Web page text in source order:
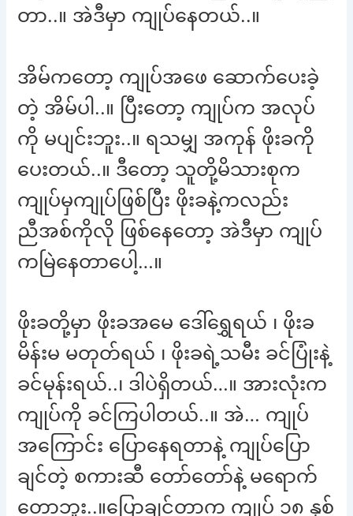
တာ..။ အဲဒီမှာ ကျုပ်နေတယ်..။
အိမ်ကတော့ ကျုပ်အဖေ ဆောက်ပေးခဲ့
တဲ့ အိမ်ပါ..။ ပြီးတော့ ကျုပ်က အလုပ်
ကို မပျင်းဘူး..။ ရသမျှ အကုန် ဖိုးခကို
ပေးတယ်..။ ဒီတော့ သူတို့မိသားစုက
ကျုပ်မှကျုပ်ဖြစ်ပြီး ဖိုးခနဲ့ကလည်း
ညီအစ်ကိုလို ဖြစ်နေတော့ အဲဒီမှာ ကျုပ်
ကမြဲနေတာပေါ့…။
ဖိုးခတို့မှာ ဖိုးခအမေ ဒေါ်ရွှေရယ် ၊ ဖိုးခ
မိန်းမ မတုတ်ရယ် ၊ ဖိုးခရဲ့သမီး ခင်ပြုံးနဲ့
ခင်မုန်းရယ်..၊ ဒါပဲရှိတယ်…။ အားလုံးက
ကျုပ်ကို ခင်ကြပါတယ်..။ အဲ… ကျုပ်
အကြောင်း ပြောနေရတာနဲ့ ကျုပ်ပြော
ချင်တဲ့ စကားဆီ တော်တော်နဲ့ မရောက်
တော့ဘူး..။ပြောချင်တာက ကျုပ် ၁၈ နှစ်